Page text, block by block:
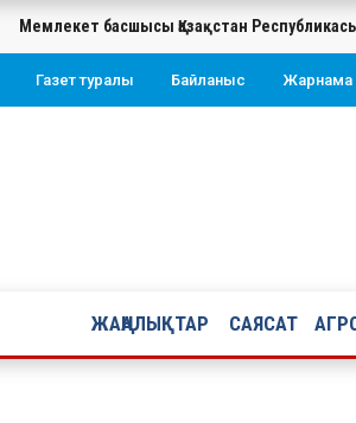
Мемлекет басшысы Қазақстан
Газет туралы Байланыс Жарнама
ЖАҢАЛЫҚТАР САЯСАТ